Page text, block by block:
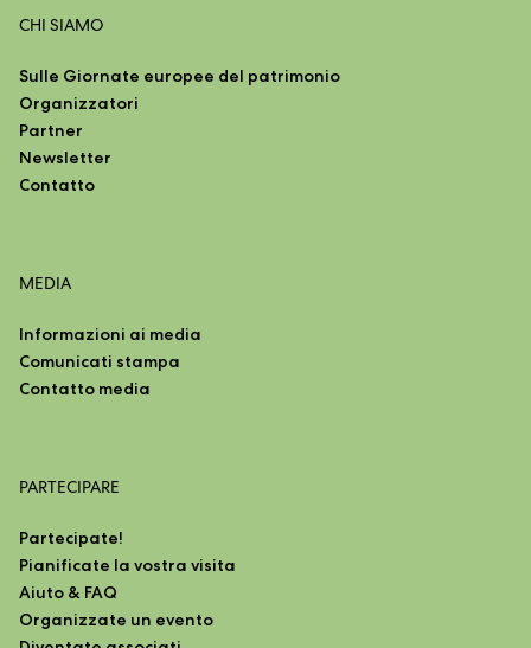
CHI SIAMO
Sulle Giornate europee del patrimonio
Organizzatori
Partner
Newsletter
Contatto
MEDIA
Informazioni ai media
Comunicati stampa
Contatto media
PARTECIPARE
Partecipate!
Pianificate la vostra visita
Aiuto & FAQ
Organizzate un evento